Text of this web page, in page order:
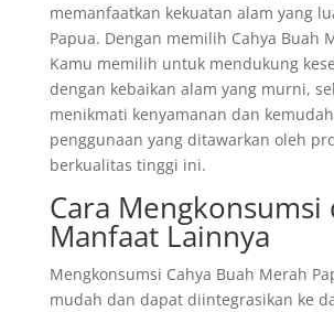
memanfaatkan kekuatan alam yang
Papua. Dengan memilih Cahya Buah
Kamu memilih untuk mendukung
dengan kebaikan alam yang murni,
menikmati kenyamanan dan
penggunaan yang ditawarkan oleh
berkualitas tinggi ini.
Cara Mengkonsumsi
Manfaat Lainnya
Mengkonsumsi Cahya Buah Merah
mudah dan dapat diintegrasikan ke